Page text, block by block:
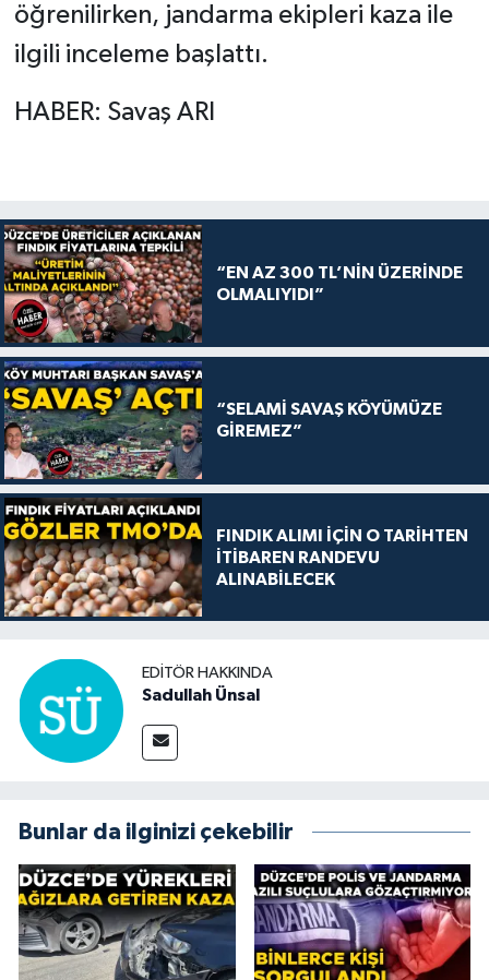
öğrenilirken, jandarma ekipleri kaza ile
ilgili inceleme başlattı.
HABER: Savaş ARI
“EN AZ 300 TL’NİN ÜZERİNDE
OLMALIYIDI”
“SELAMİ SAVAŞ KÖYÜMÜZE
GİREMEZ”
FINDIK ALIMI İÇİN O TARİHTEN
İTİBAREN RANDEVU
ALINABİLECEK
EDITÖR HAKKINDA
Sadullah Ünsal
Bunlar da ilginizi çekebilir